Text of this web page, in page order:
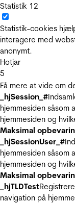
Statistik 12
Statistik-cookies
interagere med
anonymt.
Hotjar
5
Få mere at vide om
_hjSession_#
hjemmesiden såsom
hjemmesiden og
Maksimal
_hjSessionUser_#
hjemmesiden såsom
hjemmesiden og
Maksimal
_hjTLDTest
navigation på